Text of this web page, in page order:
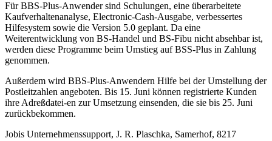
Für BBS-Plus-Anwender sind Schulungen, eine überarbeitete
Kaufverhaltenanalyse, Electronic-Cash-Ausgabe, verbessertes
Hilfesystem sowie die Version 5.0 geplant. Da eine
Weiterentwicklung von BS-Handel und BS-Fibu nicht absehbar ist,
werden diese Programme beim Umstieg auf BSS-Plus in Zahlung
genommen.
Außerdem wird BBS-Plus-Anwendern Hilfe bei der Umstellung der
Postleitzahlen angeboten. Bis 15. Juni können registrierte Kunden
ihre Adreßdatei-en zur Umsetzung einsenden, die sie bis 25. Juni
zurückbekommen.
Jobis Unternehmenssupport, J. R. Plaschka, Samerhof, 8217